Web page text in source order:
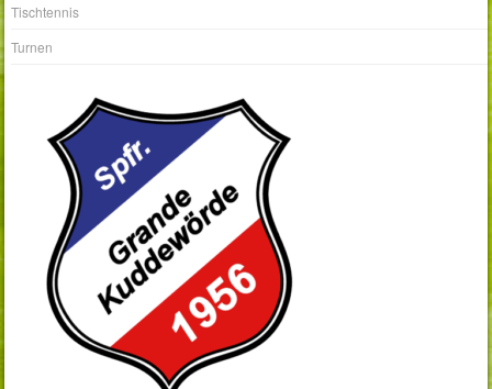
Tischtennis
Turnen